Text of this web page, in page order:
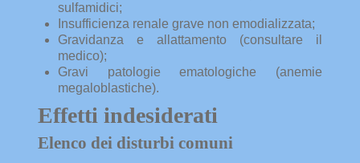
sulfamidici;
Insufficienza renale grave non emodializzata;
Gravidanza e allattamento (consultare il
medico);
Gravi patologie ematologiche (anemie
megaloblastiche).
Effetti indesiderati
Elenco dei disturbi comuni